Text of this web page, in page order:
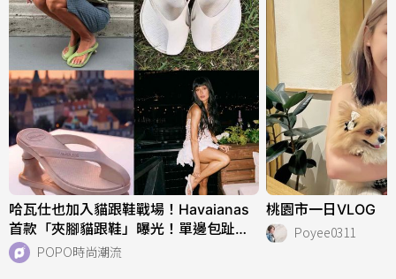
哈瓦仕也加入貓跟鞋戰場！Havaianas
首款「夾腳貓跟鞋」曝光！單邊包趾超
好看、一亮相就爆紅！
POPO時尚潮流
桃園市一日VLOG
Poyee0311